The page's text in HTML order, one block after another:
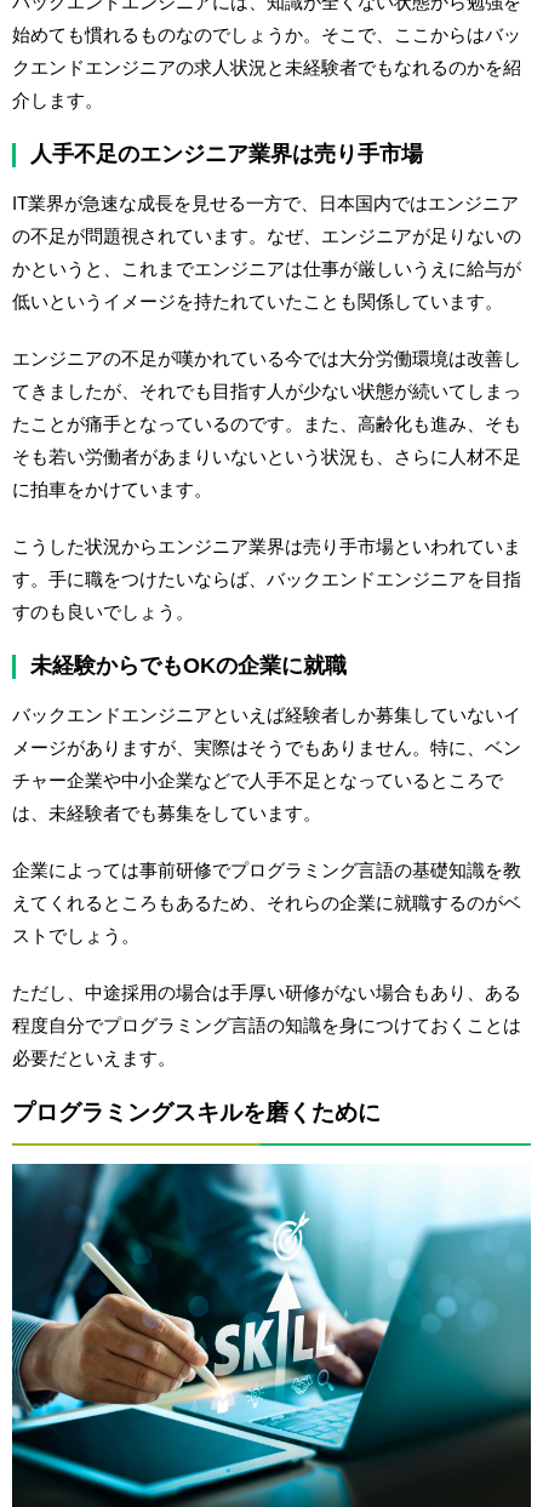
始めても慣れるものなのでしょうか。そこで、ここからはバッ
クエンドエンジニアの求人状況と未経験者でもなれるのかを紹
介します。
人手不足のエンジニア業界は売り手市場
IT業界が急速な成長を見せる一方で、日本国内ではエンジニア
の不足が問題視されています。なぜ、エンジニアが足りないの
かというと、これまでエンジニアは仕事が厳しいうえに給与が
低いというイメージを持たれていたことも関係しています。
エンジニアの不足が嘆かれている今では大分労働環境は改善し
てきましたが、それでも目指す人が少ない状態が続いてしまっ
たことが痛手となっているのです。また、高齢化も進み、そも
そも若い労働者があまりいないという状況も、さらに人材不足
に拍車をかけています。
こうした状況からエンジニア業界は売り手市場といわれていま
す。手に職をつけたいならば、バックエンドエンジニアを目指
すのも良いでしょう。
未経験からでもOKの企業に就職
バックエンドエンジニアといえば経験者しか募集していないイ
メージがありますが、実際はそうでもありません。特に、ベン
チャー企業や中小企業などで人手不足となっているところで
は、未経験者でも募集をしています。
企業によっては事前研修でプログラミング言語の基礎知識を教
えてくれるところもあるため、それらの企業に就職するのがベ
ストでしょう。
ただし、中途採用の場合は手厚い研修がない場合もあり、ある
程度自分でプログラミング言語の知識を身につけておくことは
必要だといえます。
プログラミングスキルを磨くために